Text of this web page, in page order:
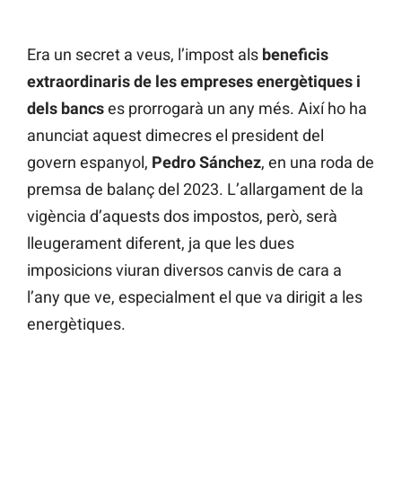
Era un secret a veus, l’impost als beneficis
extraordinaris de les empreses energètiques i
dels bancses prorrogarà un any més. Així ho ha
anunciat aquest dimecres el president del
govern espanyol, Pedro Sánchez, en una roda de
premsa de balanç del 2023. L’allargament de la
vigència d’aquests dos impostos, però, serà
lleugerament diferent, ja que les dues
imposicions viuran diversos canvis de cara a
l’any que ve, especialment el que va dirigit a les
energètiques.